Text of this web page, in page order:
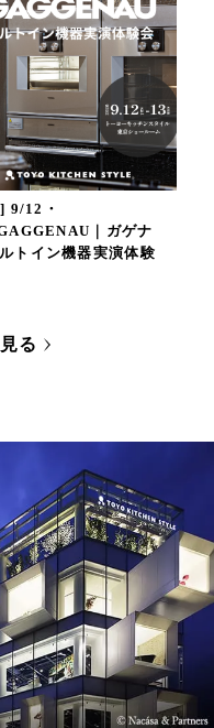
9/12・
｜ガゲナ
トイン機器実演体験
る